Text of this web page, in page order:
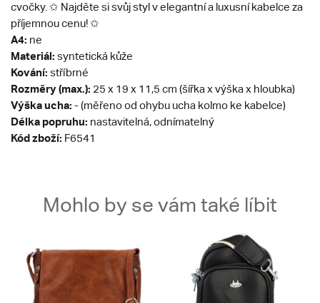
cvočky. ✩ Najděte si svůj styl v elegantní a luxusní kabelce za
příjemnou cenu! ✩
A4: ne
Materiál: syntetická kůže
Kování: stříbrné
Rozměry (max.): 25 x 19 x 11,5 cm (šířka x výška x hloubka)
Výška ucha: - (měřeno od ohybu ucha kolmo ke kabelce)
Délka popruhu: nastavitelná, odnímatelný
Kód zboží: F6541
Mohlo by se vám také líbit